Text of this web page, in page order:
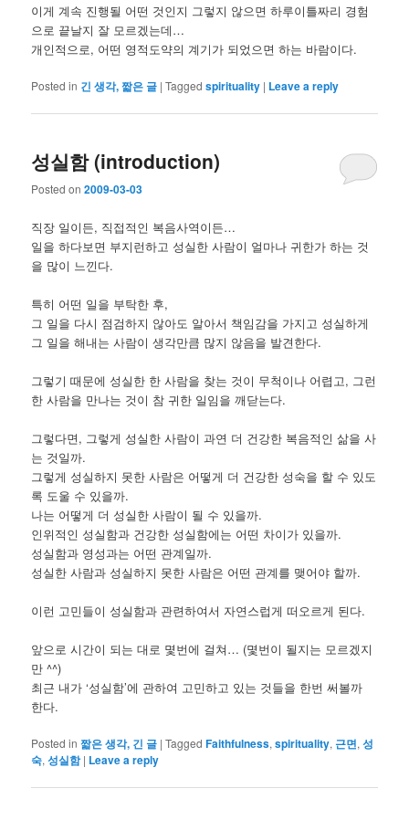
이게 계속 진행될 어떤 것인지 그렇지 않으면 하루이틀짜리 경험
으로 끝날지 잘 모르겠는데…
개인적으로, 어떤 영적도약의 계기가 되었으면 하는 바람이다.
Posted in 긴 생각, 짧은 글 |Tagged spirituality | Leave a reply
성실함 (introduction)
Posted on2009-03-03
직장 일이든, 직접적인 복음사역이든…
일을 하다보면 부지런하고 성실한 사람이 얼마나 귀한가 하는 것
을 많이 느낀다.
특히 어떤 일을 부탁한 후,
그 일을 다시 점검하지 않아도 알아서 책임감을 가지고 성실하게
그 일을 해내는 사람이 생각만큼 많지 않음을 발견한다.
그렇기 때문에 성실한 한 사람을 찾는 것이 무척이나 어렵고, 그런
한 사람을 만나는 것이 참 귀한 일임을 깨닫는다.
그렇다면, 그렇게 성실한 사람이 과연 더 건강한 복음적인 삶을 사
는 것일까.
그렇게 성실하지 못한 사람은 어떻게 더 건강한 성숙을 할 수 있도
록 도울 수 있을까.
나는 어떻게 더 성실한 사람이 될 수 있을까.
인위적인 성실함과 건강한 성실함에는 어떤 차이가 있을까.
성실함과 영성과는 어떤 관계일까.
성실한 사람과 성실하지 못한 사람은 어떤 관계를 맺어야 할까.
이런 고민들이 성실함과 관련하여서 자연스럽게 떠오르게 된다.
앞으로 시간이 되는 대로 몇번에 걸쳐… (몇번이 될지는 모르겠지
만 ^^)
최근 내가 ‘성실함’에 관하여 고민하고 있는 것들을 한번 써볼까
한다.
Posted in 짧은 생각, 긴 글 |Tagged Faithfulness,spirituality,근면,성
숙,성실함 | Leave a reply